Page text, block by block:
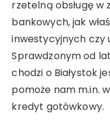
rzetelną obsługę w
bankowych, jak
inwestycyjnych czy
Sprawdzonym od
chodzi o Białystok
pomoże nam m.in.
kredyt gotówkowy.